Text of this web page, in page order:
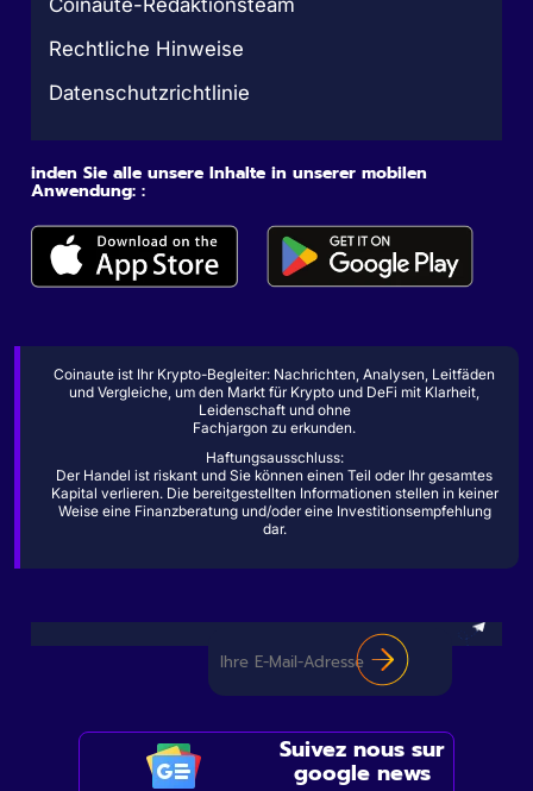
Coinaute-Redaktionsteam
Rechtliche Hinweise
Datenschutzrichtlinie
inden Sie alle unsere Inhalte in unserer mobilen
Anwendung: :
Coinaute ist Ihr Krypto-Begleiter: Nachrichten, Analysen, Leitfäden
und Vergleiche, um den Markt für Krypto und DeFi mit Klarheit,
Leidenschaft und ohne
Fachjargon zu erkunden.
Haftungsausschluss:
Der Handel ist riskant und Sie können einen Teil oder Ihr gesamtes
Kapital verlieren. Die bereitgestellten Informationen stellen in keiner
Weise eine Finanzberatung und/oder eine Investitionsempfehlung
dar.
Suivez nous sur
google news